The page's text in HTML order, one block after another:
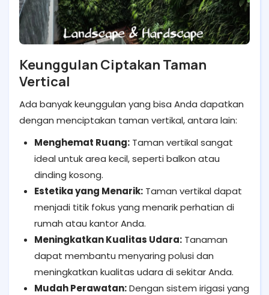
Keunggulan Ciptakan Taman
Vertical
Ada banyak keunggulan yang bisa Anda dapatkan
dengan menciptakan taman vertikal, antara lain:
Menghemat Ruang: Taman vertikal sangat
ideal untuk area kecil, seperti balkon atau
dinding kosong.
Estetika yang Menarik: Taman vertikal dapat
menjadi titik fokus yang menarik perhatian di
rumah atau kantor Anda.
Meningkatkan Kualitas Udara: Tanaman
dapat membantu menyaring polusi dan
meningkatkan kualitas udara di sekitar Anda.
Mudah Perawatan:Dengan sistem irigasi yang